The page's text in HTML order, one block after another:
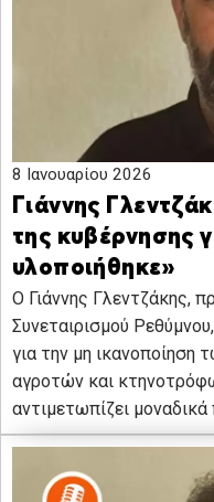
8 Ιανουαρίου 2026
Γιάννης
της κυβέρνησης
υλοποιήθηκε»
Ο Γιάννης Γλεντζάκης,
Συνεταιρισμού
για την μη
αγροτών και
αντιμετωπίζει